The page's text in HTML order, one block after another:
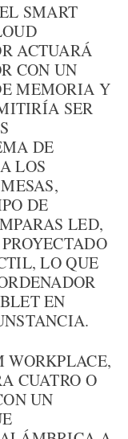
SMART
ACTUARÁ
CON UN
MEMORIA Y
SER
DE
LOS
DE
LED,
LO QUE
EN
WORKPLACE,
CUATRO O
UN